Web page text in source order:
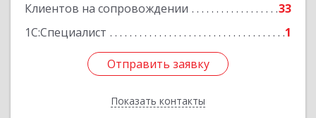
Клиентов на сопровождении
33
1С:Специалист
1
Отправить заявку
Показать контакты
Отправить заявку
Назад